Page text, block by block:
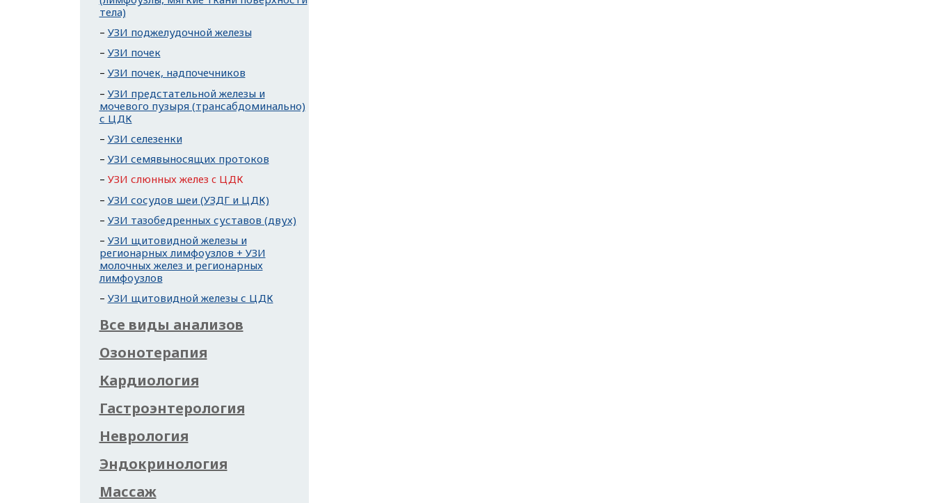
тела)
УЗИ поджелудочной железы
УЗИ почек
УЗИ почек, надпочечников
УЗИ предстательной железы и
мочевого пузыря (трансабдоминально)
с ЦДК
УЗИ селезенки
УЗИ семявыносящих протоков
УЗИ слюнных желез c ЦДК
УЗИ сосудов шеи (УЗДГ и ЦДК)
УЗИ тазобедренных суставов (двух)
УЗИ щитовидной железы и
регионарных лимфоузлов + УЗИ
молочных желез и регионарных
лимфоузлов
УЗИ щитовидной железы с ЦДК
Все виды анализов
Озонотерапия
Кардиология
Гастроэнтерология
Неврология
Эндокринология
Массаж